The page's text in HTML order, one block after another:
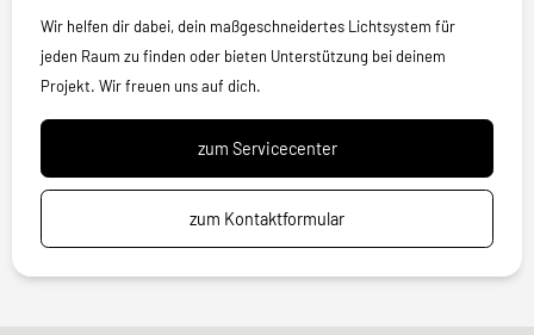
Wir helfen dir dabei, dein maßgeschneidertes Lichtsystem für
jeden Raum zu finden oder bieten Unterstützung bei deinem
Projekt. Wir freuen uns auf dich.
zum Servicecenter
zum Kontaktformular